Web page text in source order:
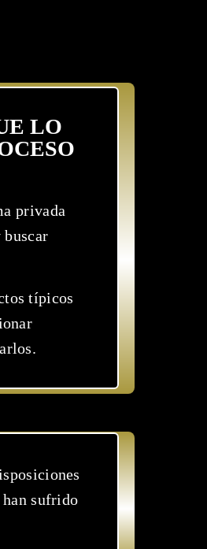
LO
privada
buscar
típicos
han sufrido